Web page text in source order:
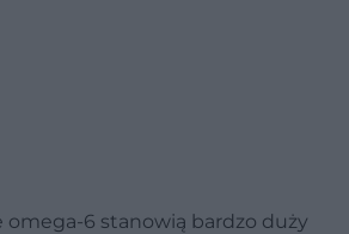
omega-6 stanowią bardzo duży